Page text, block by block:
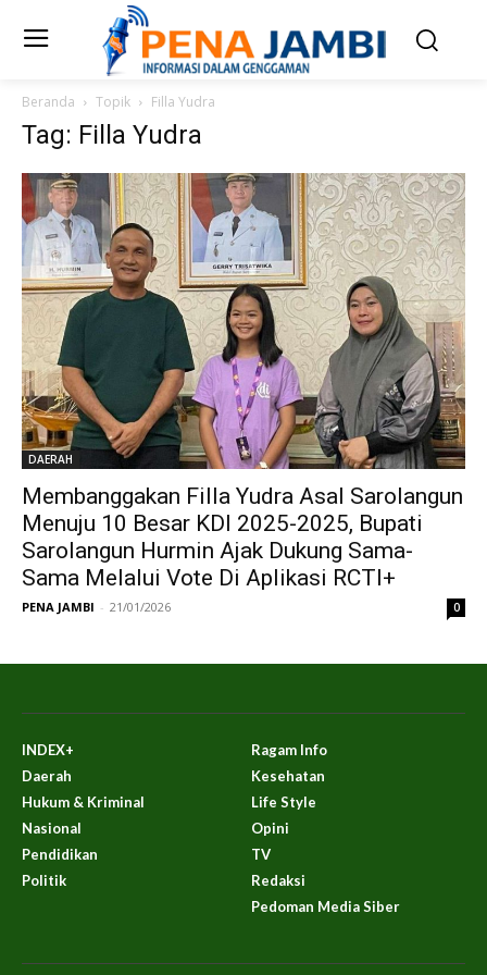
Beranda Topik Filla Yudra
Tag: Filla Yudra
DAERAH
Membanggakan Filla Yudra Asal Sarolangun
Menuju 10 Besar KDI 2025-2025, Bupati
Sarolangun Hurmin Ajak Dukung Sama-
Sama Melalui Vote Di Aplikasi RCTI+
PENA JAMBI - 21/01/2026 0
INDEX+
Daerah
Hukum & Kriminal
Nasional
Pendidikan
Politik
Ragam Info
Kesehatan
Life Style
Opini
TV
Redaksi
Pedoman Media Siber